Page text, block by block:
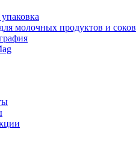
молочных продуктов и соков